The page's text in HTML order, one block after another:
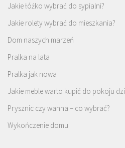
Jakie łóżko wybrać do sypialni?
Jakie rolety wybrać do mieszkania?
Dom naszych marzeń
Pralka na lata
Pralka jak nowa
Jakie meble warto kupić do pokoju
Prysznic czy wanna – co wybrać?
Wykończenie domu